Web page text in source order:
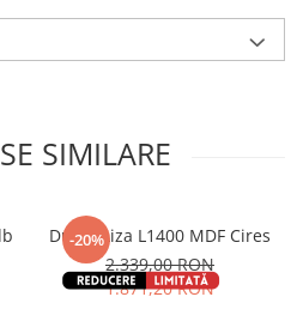
SIMILARE
-20%
Dulap Liza L1400 MDF Cires
2.339,00 RON
1.871,20 RON